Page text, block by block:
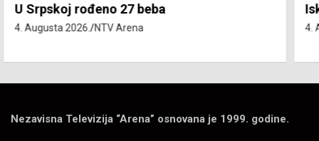
Isključenja vode – utorak 4. avgust
4. Augusta 2026. NTV Arena
Nezavisna Televizija “Arena” osnovana je 1999. godine.